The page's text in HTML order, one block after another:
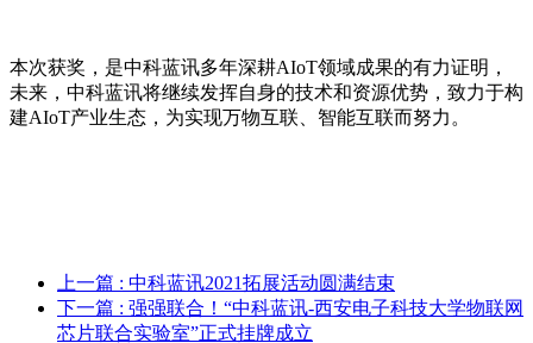
本次获奖，是中科蓝讯多年深耕AIoT领域成果的有力证明，
未来，中科蓝讯将继续发挥自身的技术和资源优势，致力于构
建AIoT产业生态，为实现万物互联、智能互联而努力。
上一篇 : 中科蓝讯2021拓展活动圆满结束
下一篇 : 强强联合！“中科蓝讯-西安电子科技大学物联网
芯片联合实验室”正式挂牌成立